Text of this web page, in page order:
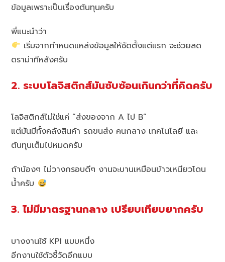
ข้อมูลเพราะเป็นเรื่องต้นทุนครับ
พี่แนะนำว่า
เริ่มจากกำหนดแหล่งข้อมูลให้ชัดตั้งแต่แรก จะช่วยลด
ดราม่าทีหลังครับ
2. ระบบโลจิสติกส์มันซับซ้อนเกินกว่าที่คิดครับ
โลจิสติกส์ไม่ใช่แค่ “ส่งของจาก A ไป B”
แต่มันมีทั้งคลังสินค้า รถขนส่ง คนกลาง เทคโนโลยี และ
ต้นทุนเต็มไปหมดครับ
ถ้าน้องๆ ไม่วางกรอบดีๆ งานจะบานเหมือนข้าวเหนียวโดน
น้ำครับ
3. ไม่มีมาตรฐานกลาง เปรียบเทียบยากครับ
บางงานใช้ KPI แบบหนึ่ง
อีกงานใช้ตัวชี้วัดอีกแบบ